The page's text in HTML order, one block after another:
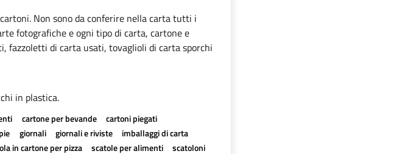
Non sono da conferire nella carta tutti i
fotografiche e ogni tipo di carta, cartone e
fazzoletti di carta usati, tovaglioli di carta sporchi
in plastica.
cartone per bevande
cartoni piegati
giornali giornali e riviste
imballaggi di carta
in cartone per pizza scatole per alimenti
scatoloni